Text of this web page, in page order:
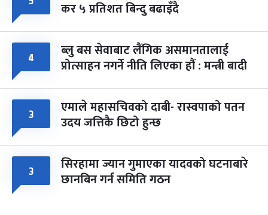
कर ५ प्रतिशत बिन्दु बढाइँदै
४ ब्लु बस सेवाबाट लैंगिक असमानतालाई
प्रोत्साहन नगर्ने नीति लिएका हौं : मन्त्री बादी
३ एमाले महासचिवको दाबी- रास्वपाको पतन
उदय जत्तिकै छिटो हुन्छ
३ सिरहामा ज्यान गुमाएका यादवको घटनाबारे
छानबिन गर्न समिति गठन